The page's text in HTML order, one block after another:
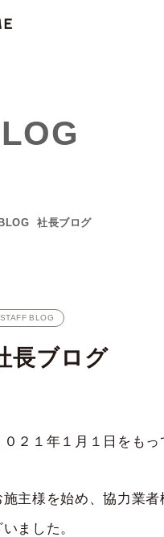
社長ブログ
STAFF BLOG
長ブログ
０２１年１月１日をも
施主様を始め、協力業
いました。